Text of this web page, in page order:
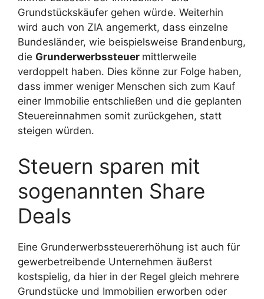
Grundstückskäufer gehen würde. Weiterhin
wird auch von ZIA angemerkt, dass einzelne
Bundesländer, wie beispielsweise Brandenburg,
die Grunderwerbssteuer mittlerweile
verdoppelt haben. Dies könne zur Folge haben,
dass immer weniger Menschen sich zum Kauf
einer Immobilie entschließen und die geplanten
Steuereinnahmen somit zurückgehen, statt
steigen würden.
Steuern sparen mit
sogenannten Share
Deals
Eine Grunderwerbssteuererhöhung ist auch für
gewerbetreibende Unternehmen äußerst
kostspielig, da hier in der Regel gleich mehrere
Grundstücke und Immobilien erworben oder